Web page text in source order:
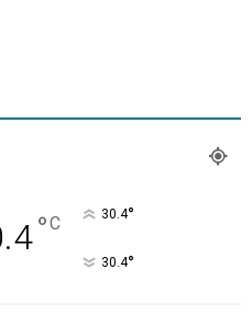
°C 30.4°
30.4°